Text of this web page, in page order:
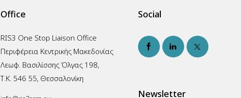
Office
RIS3 One Stop Liaison Office
Περιφέρεια Κεντρικής Μακεδονίας
Λεωφ. Βασιλίσσης Όλγας 198,
Τ.Κ. 546 55, Θεσσαλονίκη
Social
Newsletter